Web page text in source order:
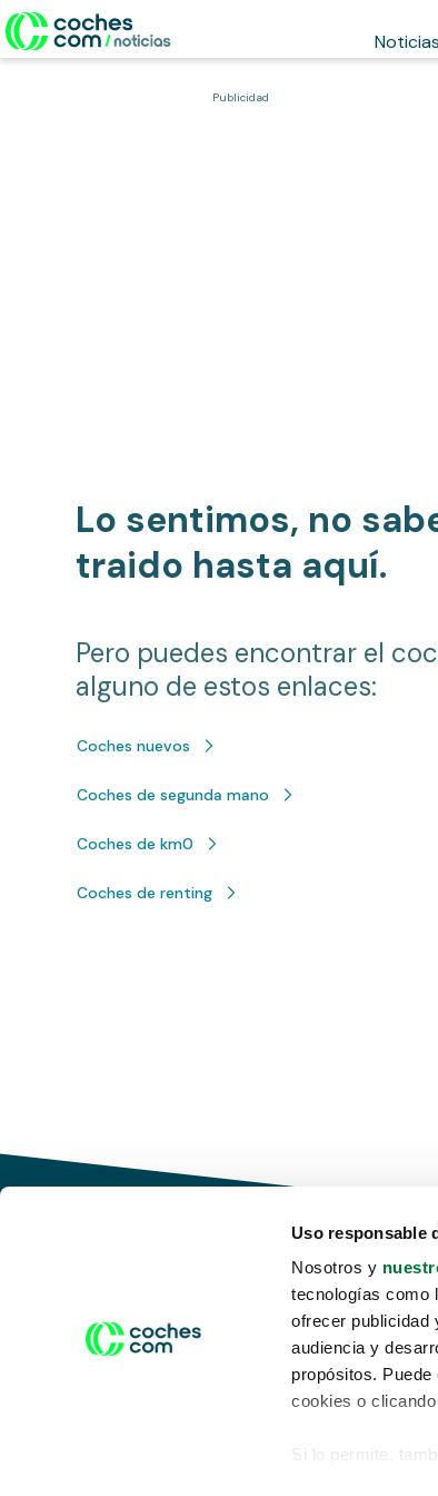
Uso responsable
Nosotros y
tecnologías como
ofrecer publicidad
audiencia y
propósitos.
cookies o
Si lo permite,
Noticias
Publicidad
Lo sentimos, no
traido hasta aquí.
Pero puedes encontrar el
alguno de estos enlaces:
Coches nuevos
Coches de segunda mano
Coches de km0
Coches de renting
Conduce tu futuro,
desata tu movilidad